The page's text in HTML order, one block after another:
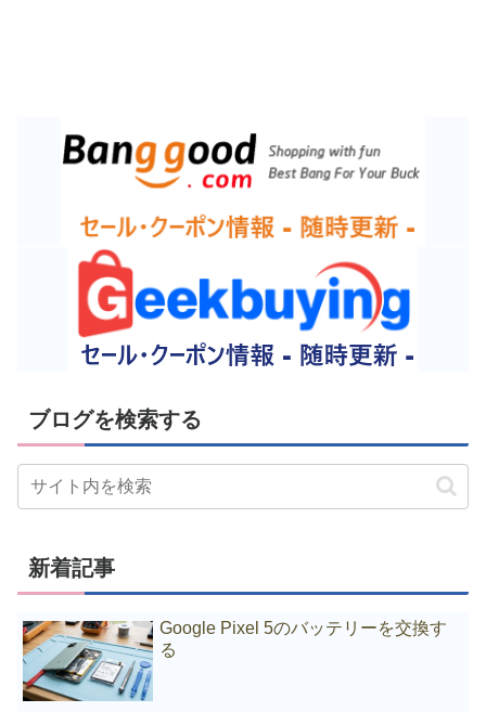
ブログを検索する
新着記事
Google Pixel 5のバッテリーを交換す
る